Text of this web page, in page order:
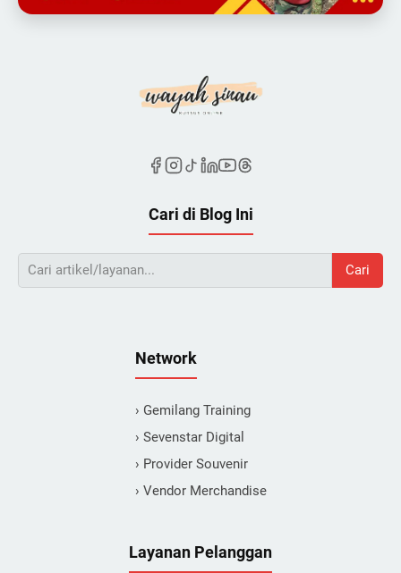
Cari di Blog Ini
Cari
Network
› Gemilang Training
› Sevenstar Digital
› Provider Souvenir
› Vendor Merchandise
Layanan Pelanggan